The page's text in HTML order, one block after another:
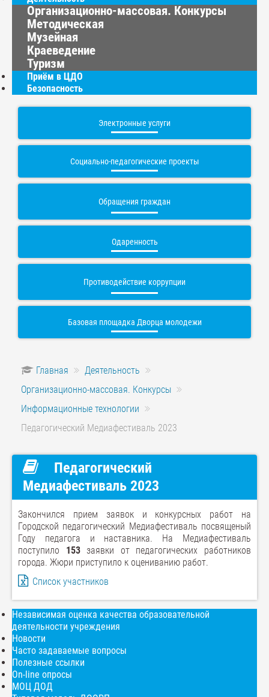
Организационно-массовая. Конкурсы
Методическая
Музейная
Краеведение
Туризм
Приём в ЦДО
Безопасность
Электронные услуги
Социально-педагогические проекты
Обращения граждан
Одаренность
Противодействие коррупции
Базовая площадка Дворца молодежи
Главная
Деятельность
Организационно-массовая. Конкурсы
Информационные технологии
Педагогический Медиафестиваль 2023
Педагогический
Медиафестиваль 2023
Закончился прием заявок и конкурсных работ на
Городской педагогический Медиафестиваль посвященый
Году педагога и наставника. На Медиафестиваль
поступило 153заявки от педагогических работников
города. Жюри приступило к оцениванию работ.
Список участников
Независимая оценка качества образовательной
деятельности учреждения
Новости
Часто задаваемые вопросы
Полезные ссылки
On-line опросы
МОЦ ДОД